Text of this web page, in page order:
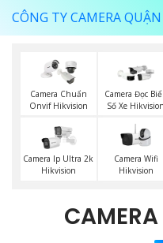
CÔNG TY CAMERA
Camera Chuẩn
Onvif Hikvision
Camera Đọc
Số Xe Hikvision
Camera Ip Ultra 2k
Hikvision
Camera Wifi
Hikvision